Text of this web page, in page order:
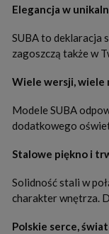
Elegancja w
SUBA to deklaracja
zagoszczą także w
Wiele wersji, wiele
Modele SUBA
dodatkowego
Stalowe piękno i
Solidność stali w
charakter wnętrza.
Polskie serce,